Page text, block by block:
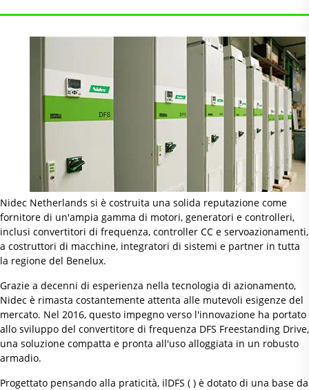
Nidec Netherlands si è costruita una solida reputazione come
fornitore di un'ampia gamma di motori, generatori e controlleri,
inclusi convertitori di frequenza, controller CC e servoazionamenti,
a costruttori di macchine, integratori di sistemi e partner in tutta
la regione del Benelux.
Grazie a decenni di esperienza nella tecnologia di azionamento,
Nidec è rimasta costantemente attenta alle mutevoli esigenze del
mercato. Nel 2016, questo impegno verso l'innovazione ha portato
allo sviluppo del convertitore di frequenza DFS Freestanding Drive,
una soluzione compatta e pronta all'uso alloggiata in un robusto
armadio.
Progettato pensando alla praticità, ilDFS ( ) è dotato di una base da